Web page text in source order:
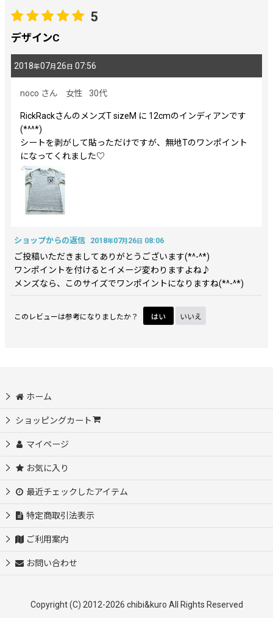
画像
星の数:
年代:
性別:
並び順:
5
デザインC
2018年07月 26 日 07:56
noco さん 女性 30代
RickRackさんのメンズT sizeM に 12cmのインディアンです
(*^^*)
シートを剥がして貼っただけですが、無地Tのワンポイント
になってくれました♡
ショップからの返信 2018年07月 26 日 08:06
ご投稿いただきましてありがとうございます(*^-^*)
ワンポイントを付けるとイメージ変わりますよね♪
メンズなら、このサイズでワンポイントになりますね(*^-^*)
このレビューは参考になりましたか？ はい いいえ
ホーム
ショッピングカート
マイページ
お気に入り
最近チェックしたアイテム
特定商取引法表示
ご利用案内
お問い合わせ
Copyright (C) 2012-2026 chibi&kuro All Rights Reserved